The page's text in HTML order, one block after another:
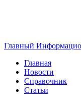
Главный
Главная
Новости
Справочник
Статьи